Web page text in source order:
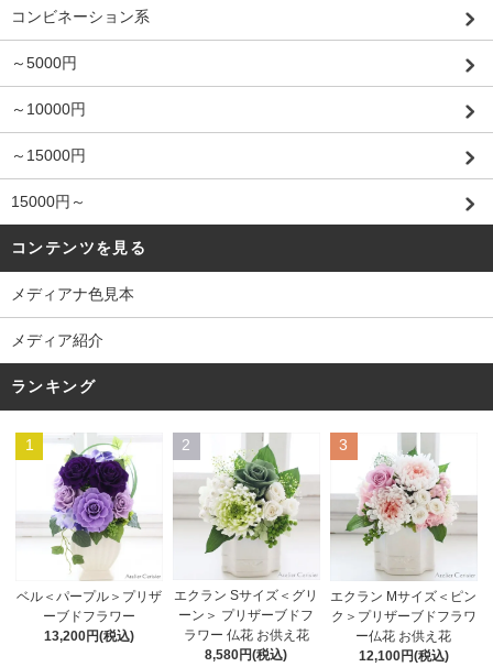
コンビネーション系
～5000円
～10000円
～15000円
15000円～
コンテンツを見る
メディアナ色見本
メディア紹介
ランキング
1
ベル＜パープル＞プリザ
ーブドフラワー
13,200円(税込)
2
エクラン Sサイズ＜グリ
ーン＞ プリザーブドフ
ラワー 仏花 お供え花
8,580円(税込)
3
エクラン Mサイズ＜ピン
ク＞プリザーブドフラワ
ー仏花 お供え花
12,100円(税込)